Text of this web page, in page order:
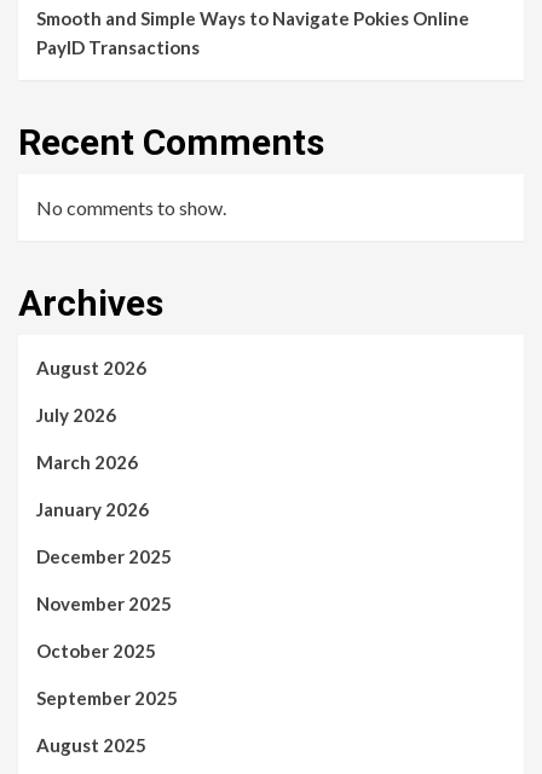
Smooth and Simple Ways to Navigate Pokies Online
PayID Transactions
Recent Comments
No comments to show.
Archives
August 2026
July 2026
March 2026
January 2026
December 2025
November 2025
October 2025
September 2025
August 2025